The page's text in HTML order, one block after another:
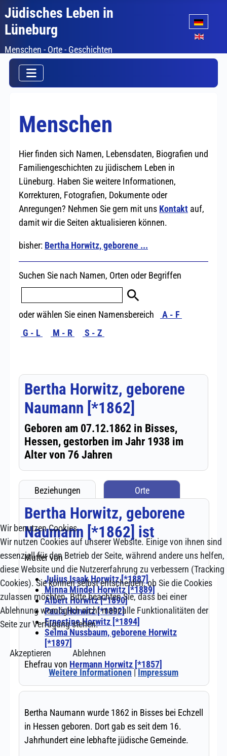
Jüdisches Leben in
Lüneburg
Menschen - Orte - Geschichten
Sprache
Wir benutzen Cookies
Wir nutzen Cookies auf unserer Website. Einige von ihnen sind
essenziell für den Betrieb der Seite, während andere uns helfen,
diese Website und die Nutzererfahrung zu verbessern (Tracking
Cookies). Sie können selbst entscheiden, ob Sie die Cookies
zulassen möchten. Bitte beachten Sie, dass bei einer
Ablehnung womöglich nicht mehr alle Funktionalitäten der
Seite zur Verfügung stehen.
Akzeptieren
Ablehnen
Weitere Informationen |Impressum